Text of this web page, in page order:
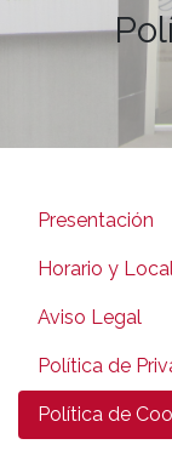
Presentación
Horario y
Aviso Legal
Política de
Política de